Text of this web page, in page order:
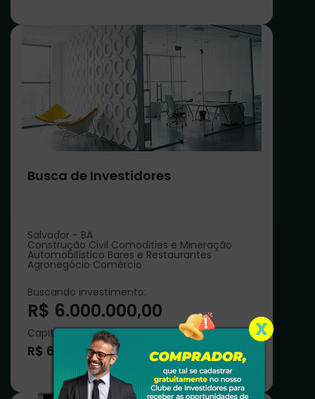
X
Busca de Investidores
Salvador - BA
Construção Civil Comodities e Mineração
Automobilístico Bares e Restaurantes
Agronegócio Comércio
Buscando investimento:
R$ 6.000.000,00
Capital solicitado de:
R$ 6.000.000,00